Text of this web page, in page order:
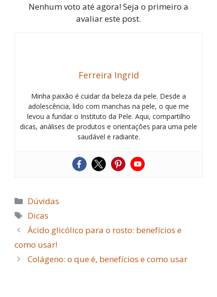
Nenhum voto até agora! Seja o primeiro a
avaliar este post.
Ferreira Ingrid
Minha paixão é cuidar da beleza da pele. Desde a
adolescência, lido com manchas na pele, o que me
levou a fundar o Instituto da Pele. Aqui, compartilho
dicas, análises de produtos e orientações para uma pele
saudável e radiante.
Categorias
Dúvidas
Tags
Dicas
Ácido glicólico para o rosto: benefícios e
como usar!
Colágeno: o que é, benefícios e como usar